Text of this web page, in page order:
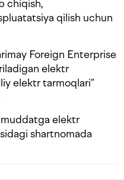
chiqish,
qilish uchun
Foreign Enterprise
elektr
elektr tarmoqlari”
muddatga elektr
shartnomada